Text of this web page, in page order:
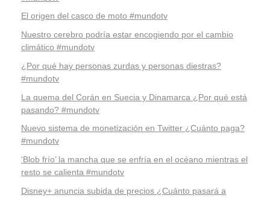
El origen del casco de moto #mundotv
Nuestro cerebro podría estar encogiendo por el cambio
climático #mundotv
¿Por qué hay personas zurdas y personas diestras?
#mundotv
La quema del Corán en Suecia y Dinamarca ¿Por qué está
pasando? #mundotv
Nuevo sistema de monetización en Twitter ¿Cuánto paga?
#mundotv
‘Blob frío’ la mancha que se enfría en el océano mientras el
resto se calienta #mundotv
Disney+ anuncia subida de precios ¿Cuánto pasará a